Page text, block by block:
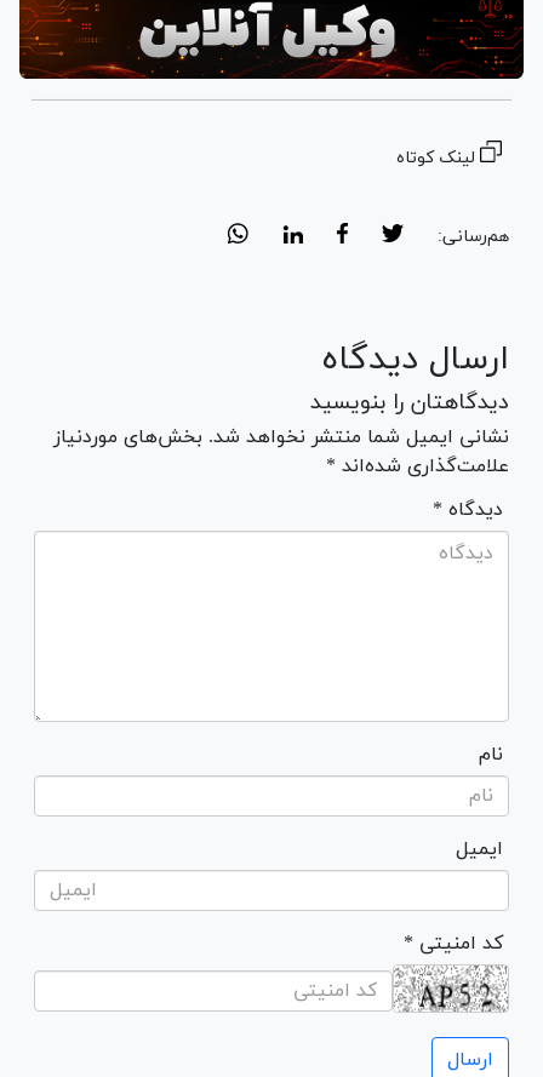
لینک کوتاه
هم‌رسانی:
ارسال دیدگاه
دیدگاهتان را بنویسید
نشانی ایمیل شما منتشر نخواهد شد. بخش‌های موردنیاز
علامت‌گذاری شده‌اند *
* دیدگاه
نام
ایمیل
* کد امنیتی